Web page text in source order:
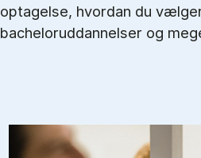
optagelse, hvordan du
bacheloruddannelser og